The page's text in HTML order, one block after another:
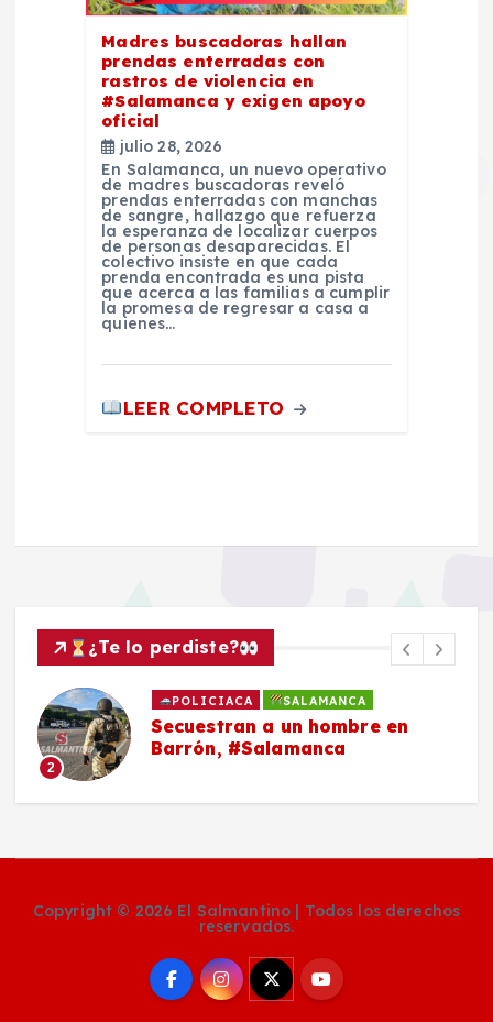
Madres buscadoras hallan
prendas enterradas con
rastros de violencia en
#Salamanca y exigen apoyo
oficial
julio 28, 2026
En Salamanca, un nuevo operativo
de madres buscadoras reveló
prendas enterradas con manchas
de sangre, hallazgo que refuerza
la esperanza de localizar cuerpos
de personas desaparecidas. El
colectivo insiste en que cada
prenda encontrada es una pista
que acerca a las familias a cumplir
la promesa de regresar a casa a
quienes…
LEER COMPLETO
¿Te lo perdiste?
2
POLICIACA SALAMANCA
Secuestran a un hombre en
Barrón, #Salamanca
Copyright © 2026 El Salmantino | Todos los derechos
reservados.